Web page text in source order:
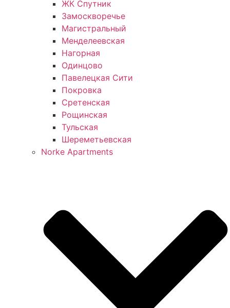
ЖК Спутник
Замоскворечье
Магистральный
Менделеевская
Нагорная
Одинцово
Павелецкая Сити
Покровка
Сретенская
Рощинская
Тульская
Шереметьевская
Norke Apartments